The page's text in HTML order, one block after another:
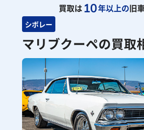
買取は10年以上の旧
シボレー
マリブクーペの買取